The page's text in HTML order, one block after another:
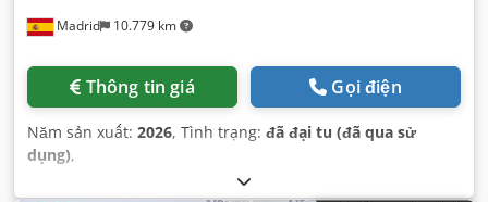
Madrid 10.779 km
Thông tin giá Gọi điện
Năm sản xuất: 2026, Tình trạng: đã đại tu (đã qua sử
dụng),